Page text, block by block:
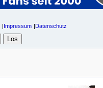
Impressum Datenschutz